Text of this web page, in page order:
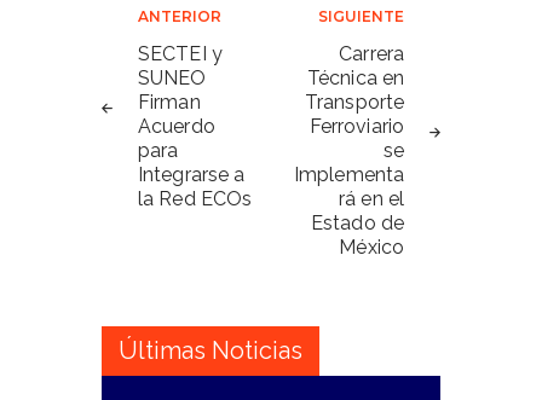
Navegación
de
entradas
ANTERIOR
SECTEI y
SUNEO
Firman
Acuerdo
para
Integrarse a
la Red ECOs
SIGUIENTE
Carrera
Técnica en
Transporte
Ferroviario
se
Implementa
rá en el
Estado de
México
Últimas Noticias